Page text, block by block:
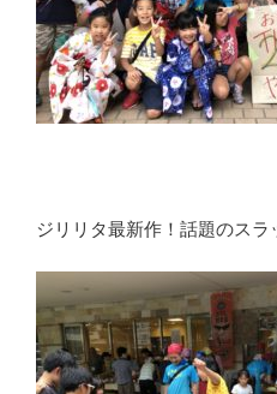
ジリリタ最新作！話題のスラ